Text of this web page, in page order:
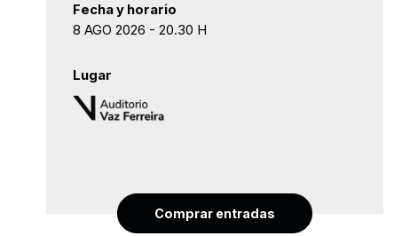
Fecha y horario
8 AGO 2026 - 20.30 H
Lugar
Comprar entradas